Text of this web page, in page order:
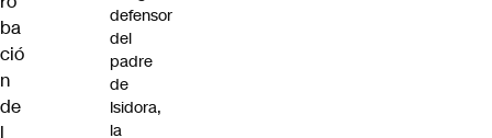
ba
ció
n
de
defensor
del
padre
de
Isidora,
la